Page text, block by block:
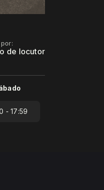
de locutor
- 17:59